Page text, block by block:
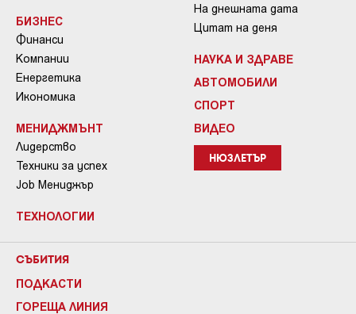
БИЗНЕС
Финанси
Компании
Енергетика
Икономика
МЕНИДЖМЪНТ
Лидерство
Техники за успех
Job Мениджър
ТЕХНОЛОГИИ
На днешната дата
Цитат на деня
НАУКА И ЗДРАВЕ
АВТОМОБИЛИ
СПОРТ
ВИДЕО
НЮЗЛЕТЪР
СЪБИТИЯ
ПОДКАСТИ
ГОРЕЩА ЛИНИЯ